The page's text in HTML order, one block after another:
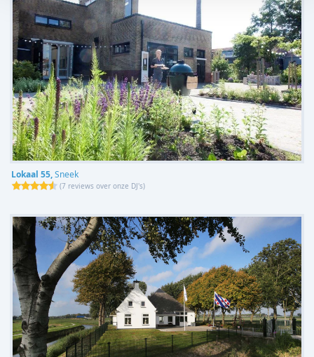
Lokaal 55,Sneek
(7 reviews over onze DJ's)